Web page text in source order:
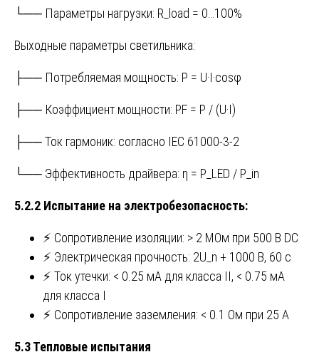
└── Параметры нагрузки: R_load = 0…100%
Выходные параметры светильника:
├── Потребляемая мощность: P = U·I·cosφ
├── Коэффициент мощности: PF = P / (U·I)
├── Ток гармоник: согласно IEC 61000-3-2
└── Эффективность драйвера: η = P_LED / P_in
5.2.2 Испытание на электробезопасность:
⚡ Сопротивление изоляции: > 2 МОм при 500 В DC
⚡ Электрическая прочность: 2U_n + 1000 В, 60 с
⚡ Ток утечки: < 0.25 мА для класса II, < 0.75 мА
для класса I
⚡ Сопротивление заземления: < 0.1 Ом при 25 А
5.3 Тепловые испытания